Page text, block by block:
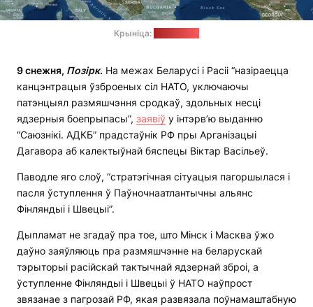
Крыніца:
9 снежня, Позірк. На межах Беларусі і Расіі “назіраецца
канцэнтрацыя ўзброеных сіл НАТО, уключаючы
патэнцыял размяшчэння сродкаў, здольных несці
ядзерныя боепрыпасы”, заявіў у інтэрв’ю выданню
“Саюзнікі. АДКБ” прадстаўнік РФ пры Арганізацыі
Дагавора аб калектыўнай бяспецы Віктар Васільеў.
Паводле яго слоў, “стратэгічная сітуацыя пагоршылася і
пасля ўступлення ў Паўночнаатлантычны альянс
Фінляндыі і Швецыі”.
Дыпламат не згадаў пра тое, што Мінск і Масква ўжо
даўно заяўляюць пра размяшчэнне на беларускай
тэрыторыі расійскай тактычнай ядзернай зброі, а
ўступленне Фінляндыі і Швецыі ў НАТО наўпрост
звязанае з пагрозай РФ, якая развязала поўнамаштабную